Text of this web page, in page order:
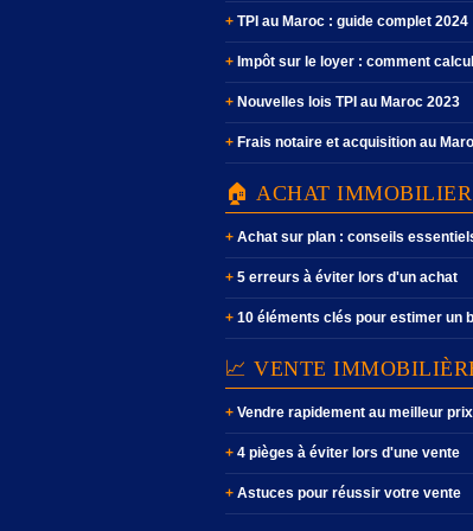
TPI au Maroc : guide complet 2024
Impôt sur le loyer : comment
Nouvelles lois TPI au Maroc 2023
Frais notaire et acquisition au
🏠 ACHAT IMMOBILIER
Achat sur plan : conseils
5 erreurs à éviter lors d'un achat
10 éléments clés pour estimer un
📈 VENTE
Vendre rapidement au meilleur prix
4 pièges à éviter lors d'une vente
Astuces pour réussir votre vente